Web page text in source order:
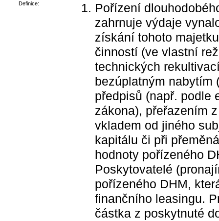
Definice:
Pořízení
zahrnuje výdaje
získání tohoto
činností (ve vlastní
technických
bezúplatným nabytím
předpisů (např. podle
zákona), přeřazením
vkladem od jiného
kapitálu či při
hodnoty pořízeného
Poskytovatelé
pořízeného DHM,
finančního leasingu.
částka z poskytnuté